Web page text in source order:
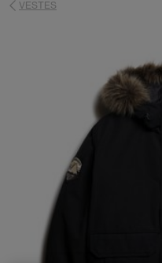
VESTES